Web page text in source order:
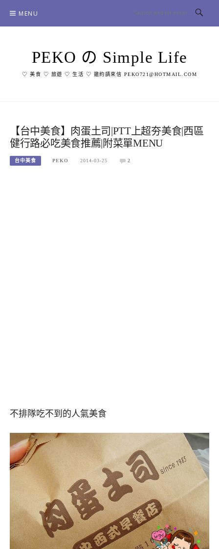
content
MENU
PEKO の Simple Life
♡ 美食 ♡ 旅遊 ♡ 生活 ♡ 邀約請來信 PEKO721@HOTMAIL.COM
【台中美食】肉蛋土司|PTT上超夯美食|西區
健行路必吃美食推薦|附菜單MENU
台中美食 PEKO 2014-03-25 2
不排隊吃不到的人氣美食